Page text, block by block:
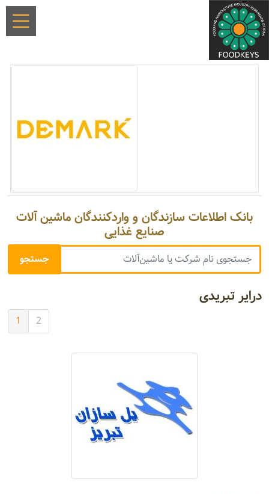
بانک اطلاعات سازندگان و واردکنندگان ماشین آلات
صنایع غذایی
درایر تبریدی
1 2